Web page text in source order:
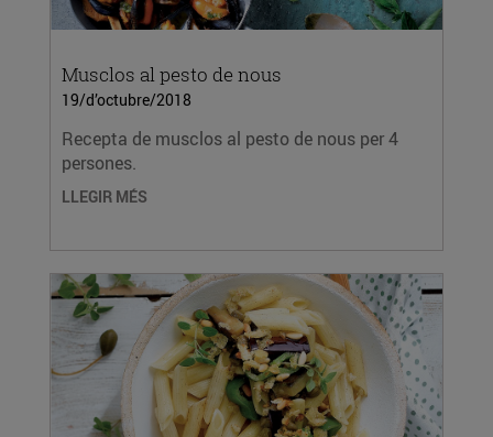
Musclos al pesto de nous
19/d’octubre/2018
Recepta de musclos al pesto de nous per 4
persones.
LLEGIR MÉS